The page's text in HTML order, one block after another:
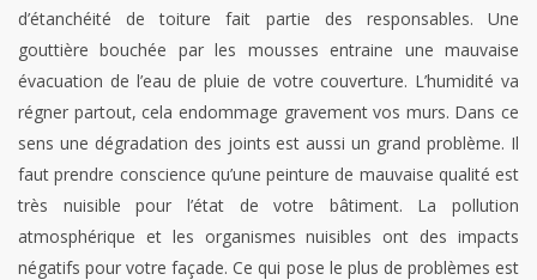
d’étanchéité de toiture fait partie des responsables. Une
gouttière bouchée par les mousses entraine une mauvaise
évacuation de l’eau de pluie de votre couverture. L’humidité va
régner partout, cela endommage gravement vos murs. Dans ce
sens une dégradation des joints est aussi un grand problème. Il
faut prendre conscience qu’une peinture de mauvaise qualité est
très nuisible pour l’état de votre bâtiment. La pollution
atmosphérique et les organismes nuisibles ont des impacts
négatifs pour votre façade. Ce qui pose le plus de problèmes est